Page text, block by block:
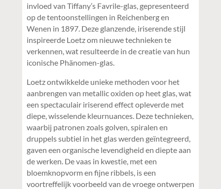
invloed van Tiffany’s Favrile-glas, gepresenteerd
op de tentoonstellingen in Reichenberg en
Wenen in 1897. Deze glanzende, iriserende stijl
inspireerde Loetz om nieuwe technieken te
verkennen, wat resulteerde in de creatie van hun
iconische Phänomen-glas.
Loetz ontwikkelde unieke methoden voor het
aanbrengen van metallic oxiden op heet glas, wat
een spectaculair iriserend effect opleverde met
diepe, wisselende kleurnuances. Deze technieken,
waarbij patronen zoals golven, spiralen en
druppels subtiel in het glas werden geïntegreerd,
gaven een organische levendigheid en diepte aan
de werken. De vaas in kwestie, met een
bloemknopvorm en fijne ribbels, is een
voortreffelijk voorbeeld van de vroege ontwerpen